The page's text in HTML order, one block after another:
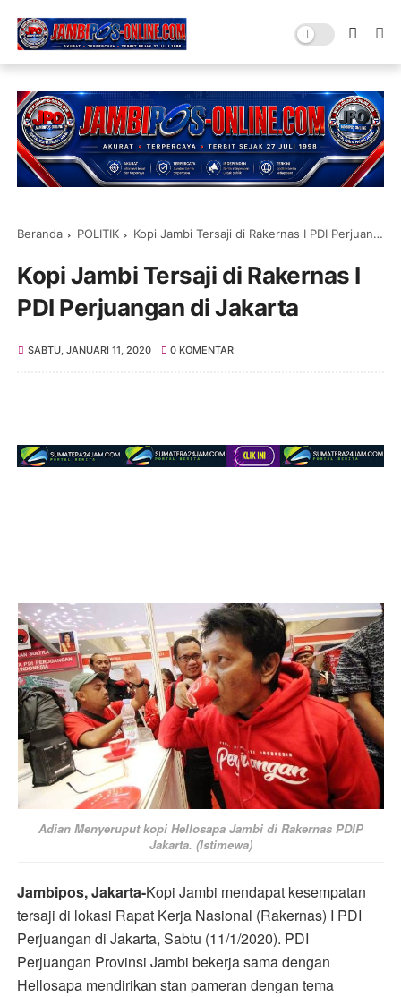
Beranda POLITIK Kopi Jambi Tersaji di Rakernas I PDI Perjuangan di Jakarta
Kopi Jambi Tersaji di Rakernas I
PDI Perjuangan di Jakarta
SABTU, JANUARI 11, 2020 0 KOMENTAR
Adian Menyeruput kopi Hellosapa Jambi di Rakernas PDIP
Jakarta. (Istimewa)
Jambipos, Jakarta-Kopi Jambi mendapat kesempatan
tersaji di lokasi Rapat Kerja Nasional (Rakernas) I PDI
Perjuangan di Jakarta, Sabtu (11/1/2020). PDI
Perjuangan Provinsi Jambi bekerja sama dengan
Hellosapa mendirikan stan pameran dengan tema